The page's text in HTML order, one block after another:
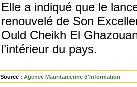
Elle a indiqué que le
renouvelé de Son
Ould Cheikh El
l’intérieur du pays.
Source : Agence Mauritanienne d'Information